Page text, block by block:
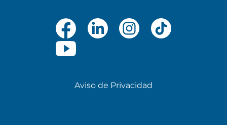
Aviso de Privacidad